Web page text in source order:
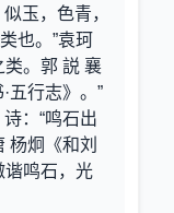
玉，色青，
也。”袁珂
类。郭 説 襄
五行志》。”
：“鸣石出
杨炯《和刘
谐鸣石，光